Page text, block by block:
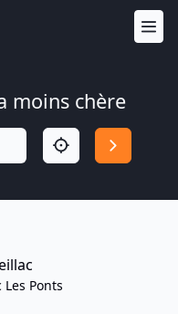
moins chère
Ponts